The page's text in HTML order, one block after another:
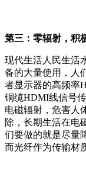
第三：零辐射，积
现代生活人民生活
备的大量使用，人
者显示器的高频率
铜缆HDMI线信号
电磁辐射，危害人
除，长期生活在电
们要做的就是尽量
而光纤作为传输材